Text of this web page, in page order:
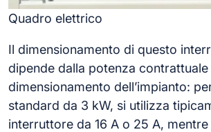
Quadro elettrico
Il dimensionamento di questo
dipende dalla potenza contrattuale
dimensionamento dell’impianto:
standard da 3 kW, si utilizza
interruttore da 16 A o 25 A,